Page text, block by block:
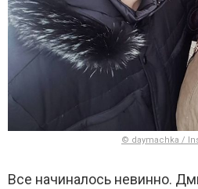
© daymachka /
Все начиналось невинно.